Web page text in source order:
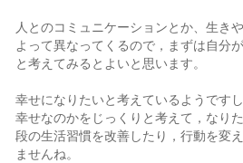
人とのコミュニケーションとか、生き
よって異なってくるので，まずは自分
と考えてみるとよいと思います。
幸せになりたいと考えているようです
幸せなのかをじっくりと考えて，なり
段の生活習慣を改善したり，行動を変
ませんね。